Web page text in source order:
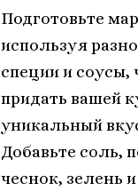
Подготовьте
используя
специи и соусы,
придать вашей
уникальный
Добавьте соль,
чеснок, зелень